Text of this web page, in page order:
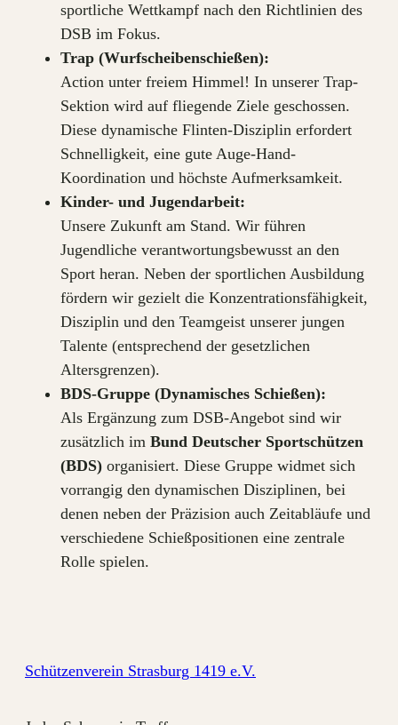
sportliche Wettkampf nach den Richtlinien des
DSB im Fokus.
Trap (Wurfscheibenschießen):
Action unter freiem Himmel! In unserer Trap-
Sektion wird auf fliegende Ziele geschossen.
Diese dynamische Flinten-Disziplin erfordert
Schnelligkeit, eine gute Auge-Hand-
Koordination und höchste Aufmerksamkeit.
Kinder- und Jugendarbeit:
Unsere Zukunft am Stand. Wir führen
Jugendliche verantwortungsbewusst an den
Sport heran. Neben der sportlichen Ausbildung
fördern wir gezielt die Konzentrationsfähigkeit,
Disziplin und den Teamgeist unserer jungen
Talente (entsprechend der gesetzlichen
Altersgrenzen).
BDS-Gruppe (Dynamisches Schießen):
Als Ergänzung zum DSB-Angebot sind wir
zusätzlich im Bund Deutscher Sportschützen
(BDS) organisiert. Diese Gruppe widmet sich
vorrangig den dynamischen Disziplinen, bei
denen neben der Präzision auch Zeitabläufe und
verschiedene Schießpositionen eine zentrale
Rolle spielen.
Schützenverein Strasburg 1419 e.V.